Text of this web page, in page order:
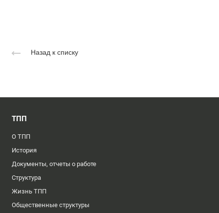
Назад к списку
ТПП
О ТПП
История
Документы, отчеты о работе
Структура
Жизнь ТПП
Общественные структуры